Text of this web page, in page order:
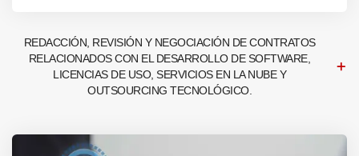
REDACCIÓN, REVISIÓN Y NEGOCIACIÓN DE CONTRATOS
RELACIONADOS CON EL DESARROLLO DE SOFTWARE,
LICENCIAS DE USO, SERVICIOS EN LA NUBE Y
OUTSOURCING TECNOLÓGICO.